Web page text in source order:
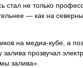
стал не только
— как на
на медиа-кубе, а
прозвучал
залива».